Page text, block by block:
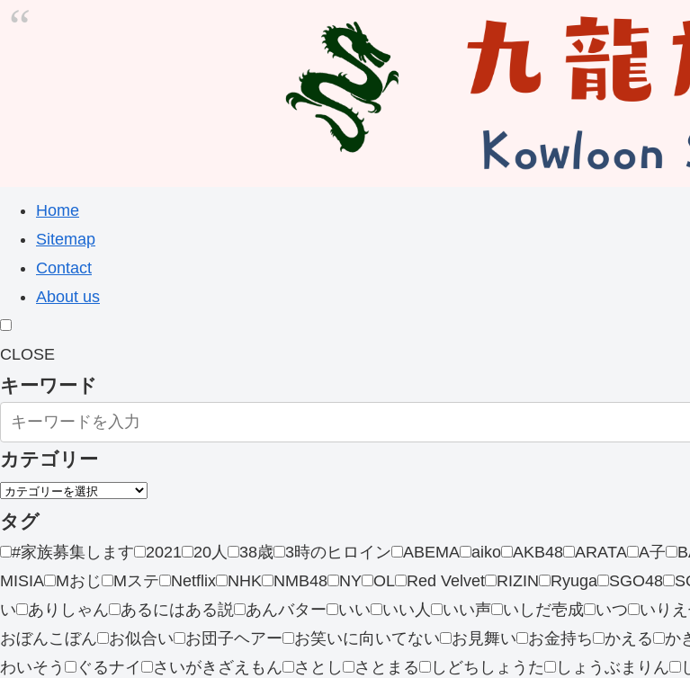
Home
Sitemap
Contact
About us
CLOSE
キーワード
カテゴリー
タグ
#家族募集します 2021 20人 38歳 3時のヒロイン ABEMA aiko AKB48 ARATA A子
MISIA
Mおじ Mステ Netflix NHK NMB48 NY OL Red Velvet RIZIN Ryuga SGO48
い
ありしゃん あるにはある説 あんバター いい いい人 いい声 いしだ壱成 いつ いり
おぼんこぼん
お似合い お団子ヘアー お笑いに向いてない お見舞い お金持ち かえる か
わいそう
ぐるナイ さいがきざえもん さとし さとまる しどちしょうた しょうぶまりん